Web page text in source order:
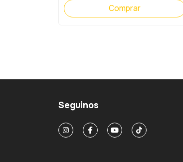
Seguinos